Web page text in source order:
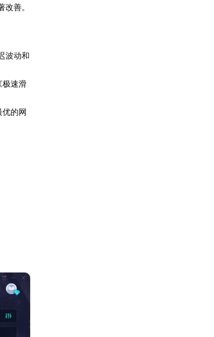
善。
波动和
极速滑
优的网